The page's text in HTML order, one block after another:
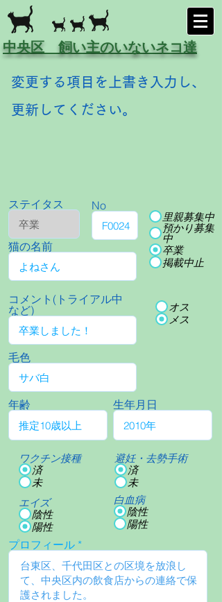
中央区 飼い主のいないネコ達
変更する項目を上書き入力し、
更新してください。
ステイタス No
猫の名前
里親募集中
預かり募集
中
卒業
掲載中止
コメント(トライアル中
など)
オス
メス
毛色
年齢
ワクチン接種
済
未
エイズ
陰性
陽性
生年月日
避妊・去勢手術
済
未
白血病
陰性
陽性
プロフィール